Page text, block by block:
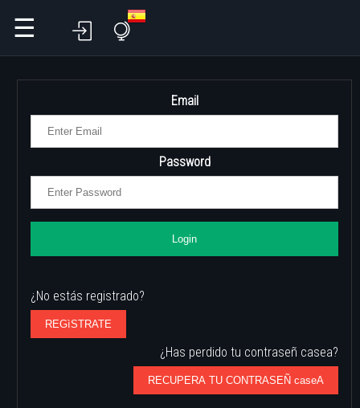
☰
Email
Password
Login
¿No estás registrado?
REGìSTRATE
¿Has perdido tu contraseñ casea?
RECUPERA TU CONTRASEÑ caseA